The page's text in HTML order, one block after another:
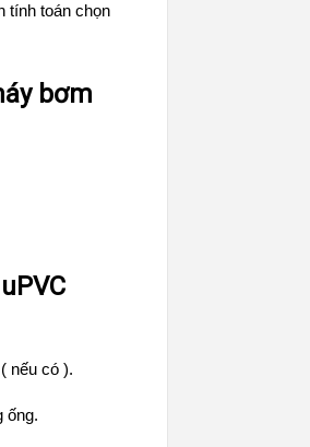
tính toán chọn
bơm
nếu có ).
ống.